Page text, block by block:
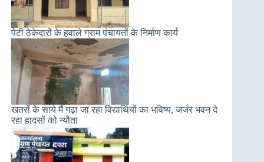
पेटी ठेकेदारों के हवाले ग्राम पंचायतों के निर्माण कार्य
खतरों के साये मैं गढ़ा जा रहा विद्यार्थियों का भविष्य, जर्जर भवन दे
रहा हादसों को न्यौता